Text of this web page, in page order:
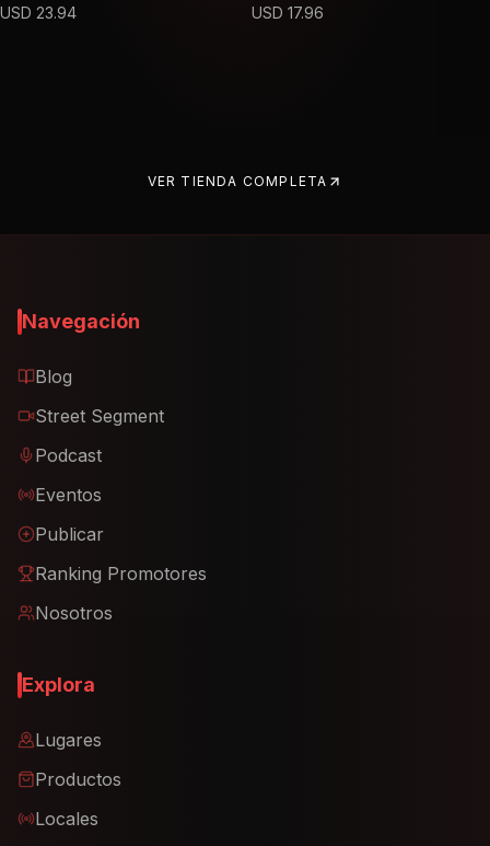
USD 23.94
USD 17.96
VER TIENDA COMPLETA
Navegación
Blog
Street Segment
Podcast
Eventos
Publicar
Ranking Promotores
Nosotros
Explora
Lugares
Productos
Locales